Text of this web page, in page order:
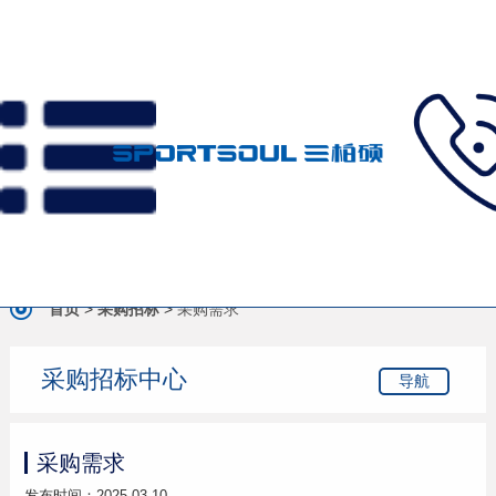
首页>采购招标>采购需求
采购招标中心 导航
采购需求